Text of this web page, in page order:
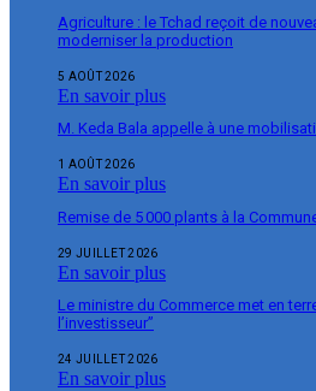
Agriculture : le Tchad reçoit de
moderniser la production
5 AOÛT 2026
En savoir plus
M. Keda Bala appelle à une
1 AOÛT 2026
En savoir plus
Remise de 5 000 plants à la
29 JUILLET 2026
En savoir plus
Le ministre du Commerce met en
l’investisseur”
24 JUILLET 2026
En savoir plus